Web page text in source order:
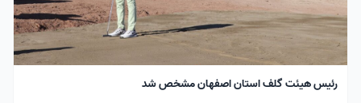
رئیس هیئت گلف استان اصفهان مشخص شد